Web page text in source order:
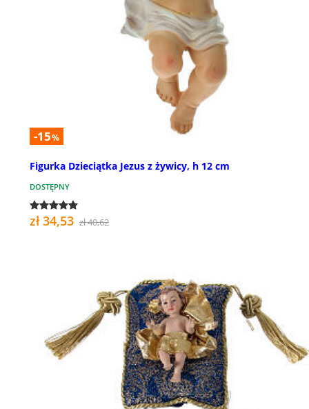
-15%
Figurka Dzieciątka Jezus z żywicy, h 12 cm
DOSTĘPNY
zł 34,53 zł 40,62